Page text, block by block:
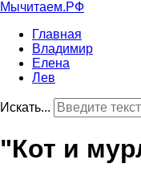
Мычитаем.РФ
Главная
Владимир
Елена
Лев
Искать...
"Кот и